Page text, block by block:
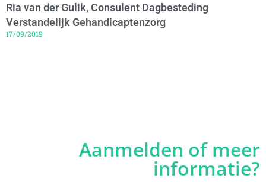
Ria van der Gulik, Consulent Dagbesteding
Verstandelijk Gehandicaptenzorg
17/09/2019
Aanmelden of meer
informatie?